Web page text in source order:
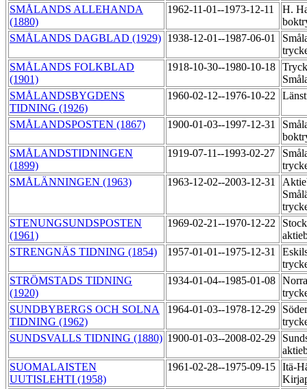
SMÅLANDS ALLEHANDA
(1880)
1962-11-01--1973-12-11
H.
SMÅLANDS DAGBLAD (1929) 1938-12-01--1987-06-01
SMÅLANDS FOLKBLAD
(1901)
1918-10-30--1980-10-18
SMÅLANDSBYGDENS
TIDNING (1926)
1960-02-12--1976-10-22
SMÅLANDSPOSTEN (1867) 1900-01-03--1997-12-31
SMÅLANDSTIDNINGEN
(1899)
1919-07-11--1993-02-27
SMÅLÄNNINGEN (1963)
1963-12-02--2003-12-31
STENUNGSUNDSPOSTEN
(1961)
1969-02-21--1970-12-22
STRENGNÄS TIDNING (1854)
1957-01-01--1975-12-31
STRÖMSTADS TIDNING
(1920)
1934-01-04--1985-01-08
SUNDBYBERGS OCH SOLNA
TIDNING (1962)
1964-01-03--1978-12-29
SUNDSVALLS TIDNING (1880) 1900-01-03--2008-02-29
SUOMALAISTEN
UUTISLEHTI (1958)
1961-02-28--1975-09-15 Itä-